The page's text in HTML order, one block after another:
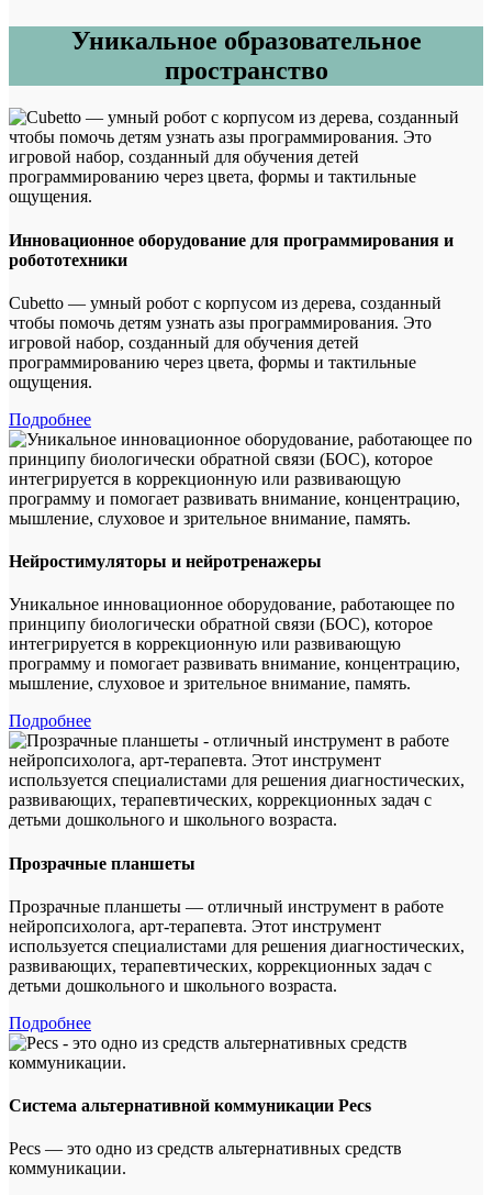
Уникальное образовательное
пространство
Инновационное оборудование для программирования и
робототехники
Cubetto — умный робот с корпусом из дерева, созданный
чтобы помочь детям узнать азы программирования. Это
игровой набор, созданный для обучения детей
программированию через цвета, формы и тактильные
ощущения.
Подробнее
Нейростимуляторы и нейротренажеры
Уникальное инновационное оборудование, работающее по
принципу биологически обратной связи (БОС), которое
интегрируется в коррекционную или развивающую
программу и помогает развивать внимание, концентрацию,
мышление, слуховое и зрительное внимание, память.
Подробнее
Прозрачные планшеты
Прозрачные планшеты — отличный инструмент в работе
нейропсихолога, арт-терапевта. Этот инструмент
используется специалистами для решения диагностических,
развивающих, терапевтических, коррекционных задач с
детьми дошкольного и школьного возраста.
Подробнее
Система альтернативной коммуникации Pecs
Pecs — это одно из средств альтернативных средств
коммуникации.